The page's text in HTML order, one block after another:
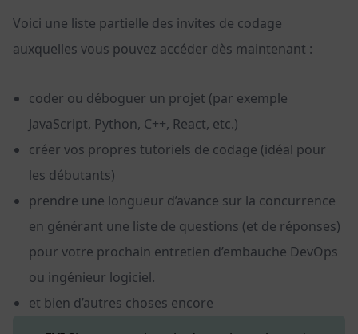
Voici une liste partielle des invites de codage
auxquelles vous pouvez accéder dès maintenant :
coder ou déboguer un projet (par exemple
JavaScript, Python, C++, React, etc.)
créer vos propres tutoriels de codage (idéal pour
les débutants)
prendre une longueur d’avance sur la concurrence
en générant une liste de questions (et de réponses)
pour votre prochain entretien d’embauche DevOps
ou ingénieur logiciel.
et bien d’autres choses encore